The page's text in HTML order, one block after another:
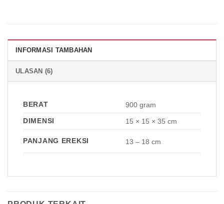
INFORMASI TAMBAHAN
ULASAN (6)
BERAT
900 gram
DIMENSI
15 × 15 × 35 cm
PANJANG EREKSI 13 – 18 cm